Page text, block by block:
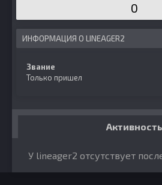
0
ИНФОРМАЦИЯ О LINEAGER2
Звание
Только пришел
Активность
У lineager2 отсутствует